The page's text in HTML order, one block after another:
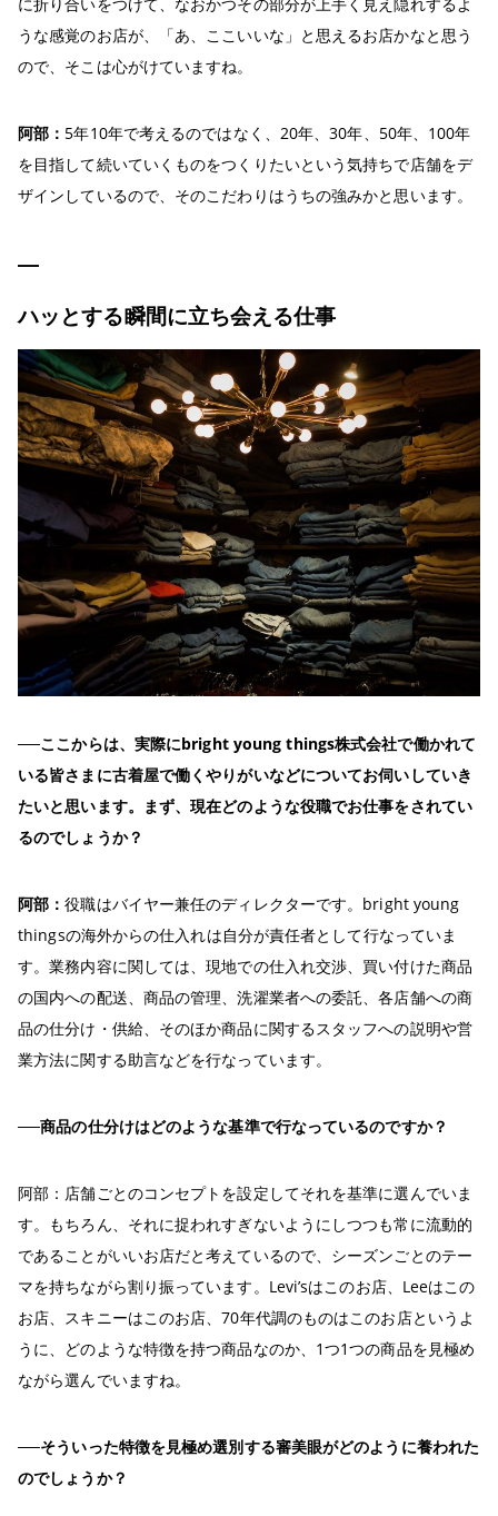
うな感覚のお店が、「あ、ここいいな」と思えるお店かなと思う
ので、そこは心がけていますね。
阿部： 5年10年で考えるのではなく、20年、30年、50年、100年
を目指して続いていくものをつくりたいという気持ちで店舗をデ
ザインしているので、そのこだわりはうちの強みかと思います。
ハッとする瞬間に立ち会える仕事
──ここからは、実際にbright young things株式会社で働かれて
いる皆さまに古着屋で働くやりがいなどについてお伺いしていき
たいと思います。まず、現在どのような役職でお仕事をされてい
るのでしょうか？
阿部：役職はバイヤー兼任のディレクターです。bright young
thingsの海外からの仕入れは自分が責任者として行なっていま
す。業務内容に関しては、現地での仕入れ交渉、買い付けた商品
の国内への配送、商品の管理、洗濯業者への委託、各店舗への商
品の仕分け・供給、そのほか商品に関するスタッフへの説明や営
業方法に関する助言などを行なっています。
──商品の仕分けはどのような基準で行なっているのですか？
阿部：店舗ごとのコンセプトを設定してそれを基準に選んでいま
す。もちろん、それに捉われすぎないようにしつつも常に流動的
であることがいいお店だと考えているので、シーズンごとのテー
マを持ちながら割り振っています。Levi’sはこのお店、Leeはこの
お店、スキニーはこのお店、70年代調のものはこのお店というよ
うに、どのような特徴を持つ商品なのか、1つ1つの商品を見極め
ながら選んでいますね。
──そういった特徴を見極め選別する審美眼がどのように養われた
のでしょうか？